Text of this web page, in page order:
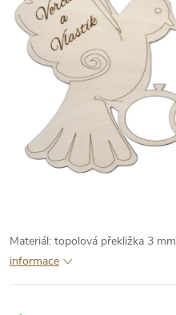
Materiál: topolová překližka 3 mm
informace